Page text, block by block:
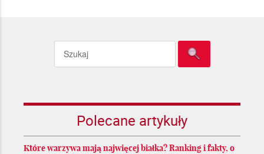
Polecane artykuły
Które warzywa mają najwięcej białka? Ranking i fakty, o